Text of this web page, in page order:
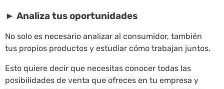
► Analiza tus oportunidades
No solo es necesario analizar al consumidor, también
tus propios productos y estudiar cómo trabajan juntos.
Esto quiere decir que necesitas conocer todas las
posibilidades de venta que ofreces en tu empresa y